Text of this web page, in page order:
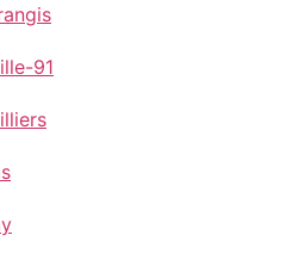
91